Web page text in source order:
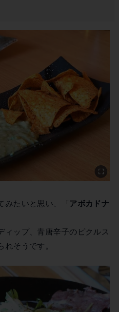
みたいと思い、「 アボカドナ
ィップ、青唐辛子のピクルス
れそうです。